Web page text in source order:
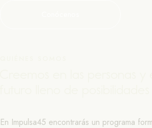
En Impulsa45 encontrarás un programa